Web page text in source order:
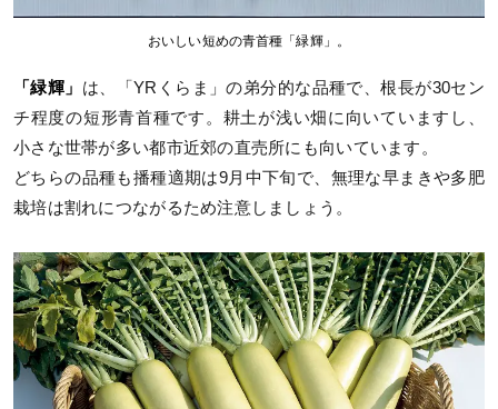
おいしい短めの青首種「緑輝」。
「緑輝」 は、「YRくらま」の弟分的な品種で、根長が30セン
チ程度の短形青首種です。耕土が浅い畑に向いていますし、
小さな世帯が多い都市近郊の直売所にも向いています。
どちらの品種も播種適期は9月中下旬で、無理な早まきや多肥
栽培は割れにつながるため注意しましょう。